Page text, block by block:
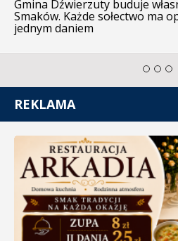
Gmina Dźwierzuty buduje
Smaków. Każde sołectwo ma
jednym daniem
REKLAMA